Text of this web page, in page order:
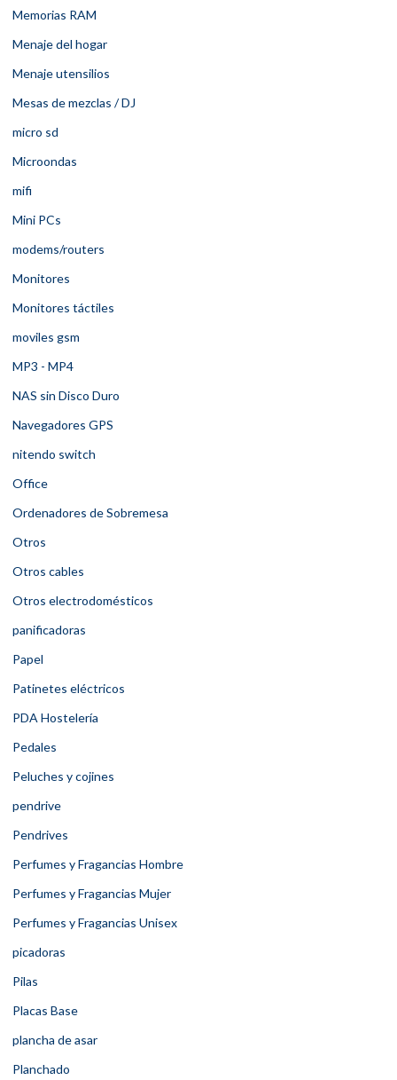
Memorias RAM
Menaje del hogar
Menaje utensilios
Mesas de mezclas / DJ
micro sd
Microondas
mifi
Mini PCs
modems/routers
Monitores
Monitores táctiles
moviles gsm
MP3 - MP4
NAS sin Disco Duro
Navegadores GPS
nitendo switch
Office
Ordenadores de Sobremesa
Otros
Otros cables
Otros electrodomésticos
panificadoras
Papel
Patinetes eléctricos
PDA Hostelería
Pedales
Peluches y cojines
pendrive
Pendrives
Perfumes y Fragancias Hombre
Perfumes y Fragancias Mujer
Perfumes y Fragancias Unisex
picadoras
Pilas
Placas Base
plancha de asar
Planchado